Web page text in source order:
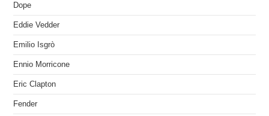
Dope
Eddie Vedder
Emilio Isgrò
Ennio Morricone
Eric Clapton
Fender